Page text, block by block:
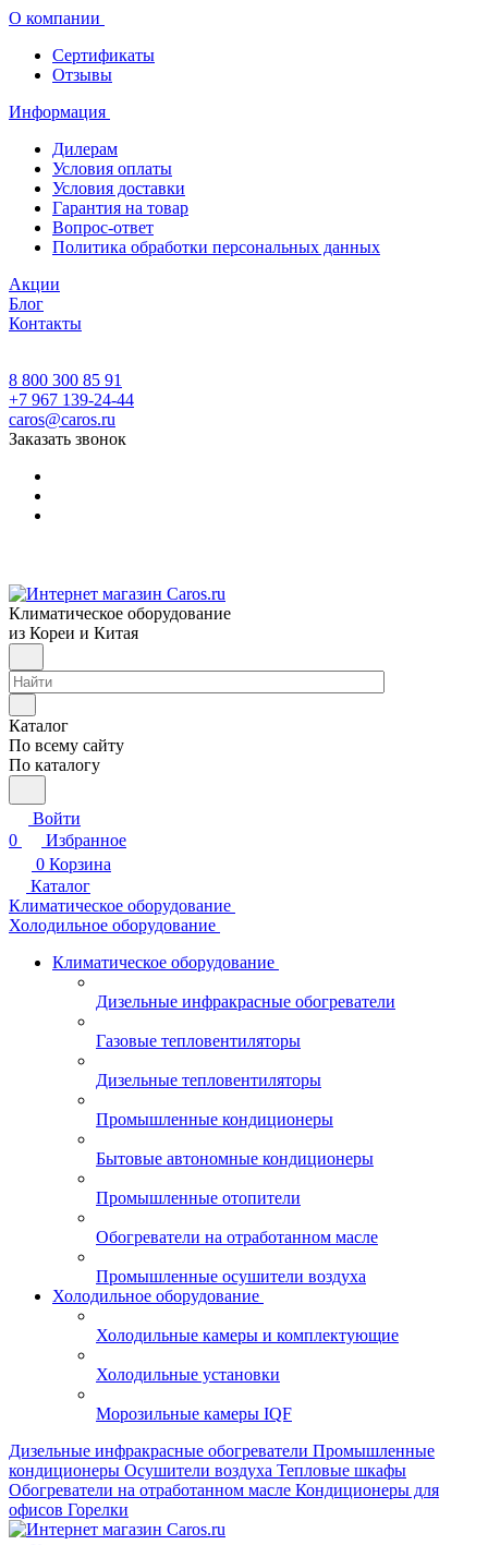
О компании
Сертификаты
Отзывы
Информация
Дилерам
Условия оплаты
Условия доставки
Гарантия на товар
Вопрос-ответ
Политика обработки персональных данных
Акции
Блог
Контакты
8 800 300 85 91
+7 967 139-24-44
caros@caros.ru
Заказать звонок
Климатическое оборудование
из Кореи и Китая
Каталог
По всему сайту
По каталогу
Войти
0
Избранное
0 Корзина
Каталог
Климатическое оборудование
Холодильное оборудование
Климатическое оборудование
Дизельные инфракрасные обогреватели
Газовые тепловентиляторы
Дизельные тепловентиляторы
Промышленные кондиционеры
Бытовые автономные кондиционеры
Промышленные отопители
Обогреватели на отработанном масле
Промышленные осушители воздуха
Холодильное оборудование
Холодильные камеры и комплектующие
Холодильные установки
Морозильные камеры IQF
Дизельные инфракрасные обогреватели Промышленные
кондиционеры Осушители воздуха Тепловые шкафы
Обогреватели на отработанном масле Кондиционеры для
офисов Горелки